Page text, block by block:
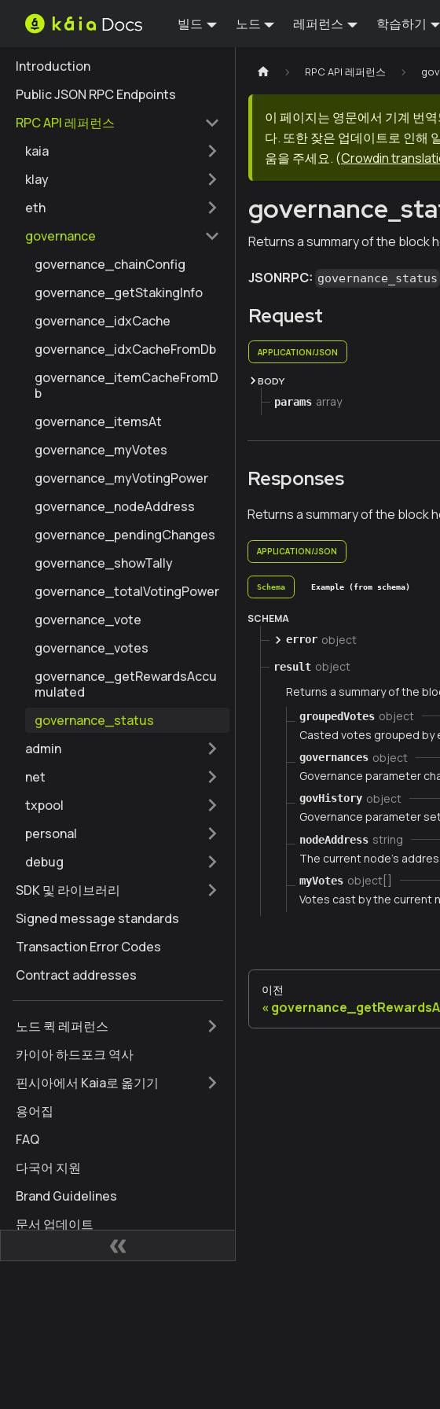
빌드 노드 레퍼런스 학습하기
Introduction
Public JSON RPC Endpoints
RPC API 레퍼런스
kaia
klay
eth
governance
governance_chainConfig
governance_getStakingInfo
governance_idxCache
governance_idxCacheFromDb
governance_itemCacheFromD
b
governance_itemsAt
governance_myVotes
governance_myVotingPower
governance_nodeAddress
governance_pendingChanges
governance_showTally
governance_totalVotingPower
governance_vote
governance_votes
governance_getRewardsAccu
mulated
governance_status
admin
net
txpool
personal
debug
SDK 및 라이브러리
Signed message standards
Transaction Error Codes
Contract addresses
노드 퀵 레퍼런스
카이아 하드포크 역사
핀시아에서 Kaia로 옮기기
용어집
FAQ
다국어 지원
Brand Guidelines
문서 업데이트
RPC API 레퍼런스
이 페이지는 영문에서 기계 번
다. 또한 잦은 업데이트로 인해
움을 주세요. (Crowdin
Returns a summary of the
JSONRPC: governance_status
Request
APPLICATION/JSON
BODY
params array
Responses
Returns a summary of the block
APPLICATION/JSON
Schema Example (from schema)
SCHEMA
error object
result object
Returns a summary of the
groupedVotes object
Casted votes grouped by
governances object
Governance parameter
govHistory object
Governance parameter
nodeAddress string
The current node's
myVotes object[]
Votes cast by the current
이전